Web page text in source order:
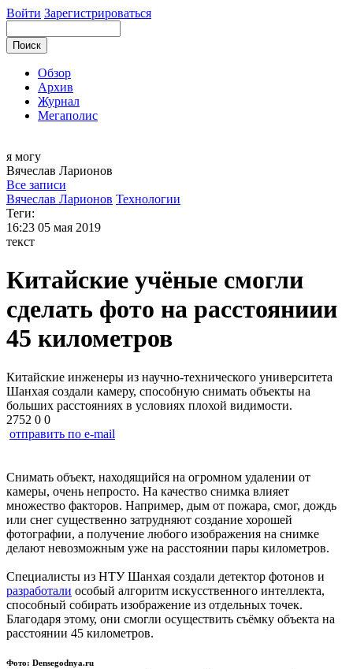
Войти Зарегистрироваться
Обзор
Архив
Журнал
Мегаполис
я могу
Вячеслав Ларионов
Все записи
Вячеслав Ларионов Технологии
Теги:
16:23 05 мая 2019
текст
Китайские учёные смогли
сделать фото на расстояниии
45 километров
Китайские инженеры из научно-технического университета
Шанхая создали камеру, способную снимать объекты на
больших расстояниях в условиях плохой видимости.
2752 0 0
отправить по e-mail
Снимать объект, находящийся на огромном удалении от
камеры, очень непросто. На качество снимка влияет
множество факторов. Например, дым от пожара, смог, дождь
или снег существенно затрудняют создание хорошей
фотографии, а получение любого изображения на снимке
делают невозможным уже на расстоянии пары километров.
Специалисты из НТУ Шанхая создали детектор фотонов и
разработали особый алгоритм искусственного интеллекта,
способный собирать изображение из отдельных точек.
Благодаря этому, они смогли осуществить съёмку объекта на
расстоянии 45 километров.
Фото: Densegodnya.ru